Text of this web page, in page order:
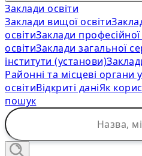
Заклади освіти
Заклади вищої освіти
освітиЗаклади
освітиЗаклади загальної
інститути (установи)
Районні та місцеві органи
освітиВідкриті даніЯк
пошук